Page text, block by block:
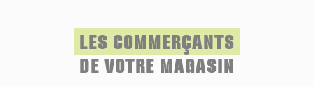
LES COMMERÇANTS
DE VOTRE MAGASIN